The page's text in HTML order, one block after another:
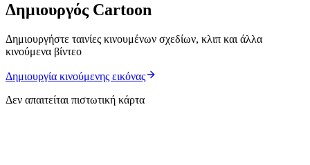
Δημιουργός Cartoon
Δημιουργήστε ταινίες κινουμένων σχεδίων, κλιπ και άλλα
κινούμενα βίντεο
Δημιουργία κινούμενης εικόνας
Δεν απαιτείται πιστωτική κάρτα